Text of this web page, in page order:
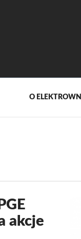
O ELEKTROWNI
akcje